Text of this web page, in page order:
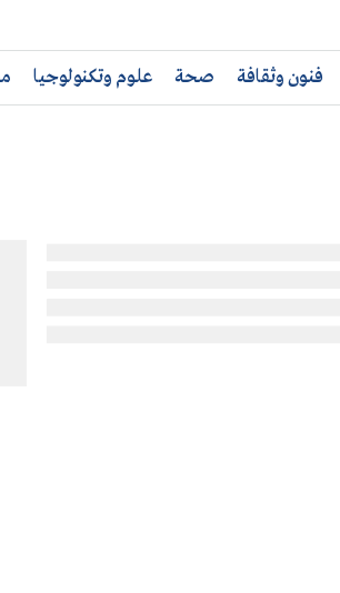
فنون وثقافة صحة علوم وتكنولوجيا